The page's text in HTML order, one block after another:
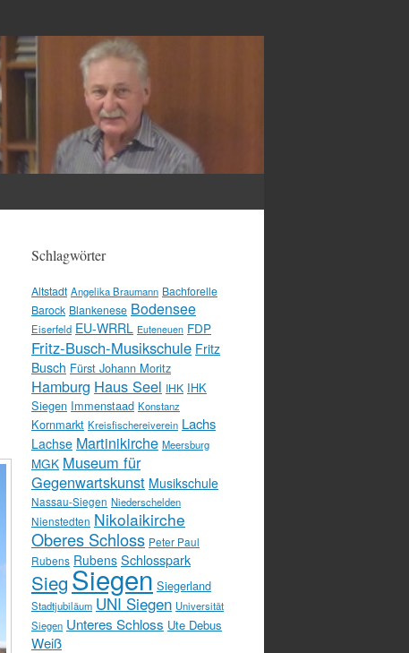
Schlagwörter
Altstadt Angelika Braumann Bachforelle
Barock Blankenese Bodensee
Eiserfeld EU-WRRL Euteneuen FDP
Fritz-Busch-Musikschule Fritz
Busch Fürst Johann Moritz
Hamburg Haus Seel IHK IHK
Siegen Immenstaad Konstanz
Kornmarkt Kreisfischereiverein Lachs
Lachse Martinikirche Meersburg
MGK Museum für
Gegenwartskunst Musikschule
Nassau-Siegen Niederschelden
Nienstedten Nikolaikirche
Oberes Schloss Peter Paul
Rubens Rubens Schlosspark
Sieg Siegen Siegerland
Stadtjubiläum UNI Siegen Universität
Siegen Unteres Schloss Ute Debus
Weiß